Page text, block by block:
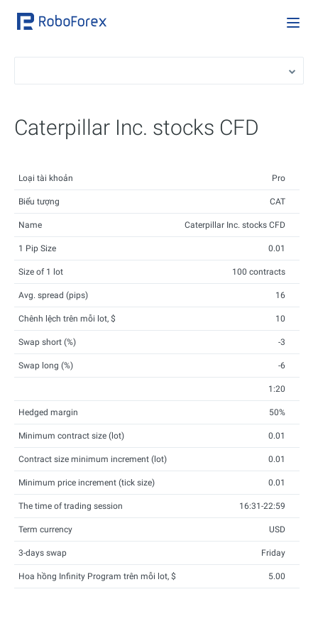
Caterpillar Inc. stocks CFD
Loại tài khoản Pro
Biểu tượng CAT
Name Caterpillar Inc. stocks CFD
1 Pip Size 0.01
Size of 1 lot 100 contracts
Avg. spread (pips) 16
Chênh lệch trên mỗi lot, $ 10
Swap short (%) -3
Swap long (%) -6
1:20
Hedged margin 50%
Minimum contract size (lot) 0.01
Contract size minimum increment (lot) 0.01
Minimum price increment (tick size) 0.01
The time of trading session 16:31-22:59
Term currency USD
3-days swap Friday
Hoa hồng Infinity Program trên mỗi lot, $ 5.00